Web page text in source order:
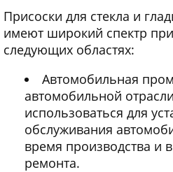
Присоски для стекла и
имеют широкий спектр
следующих областях:
Автомобильная
автомобильной
использоваться для
обслуживания
время производства и
ремонта.